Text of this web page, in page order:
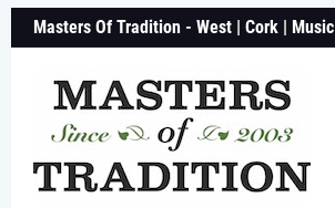
Masters Of Tradition - West | Cork | Music